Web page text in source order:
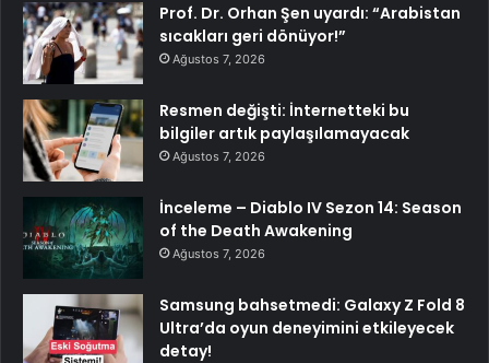
Prof. Dr. Orhan Şen uyardı: “Arabistan
sıcakları geri dönüyor!”
Ağustos 7, 2026
Resmen değişti: İnternetteki bu
bilgiler artık paylaşılamayacak
Ağustos 7, 2026
İnceleme – Diablo IV Sezon 14: Season
of the Death Awakening
Ağustos 7, 2026
Samsung bahsetmedi: Galaxy Z Fold 8
Ultra’da oyun deneyimini etkileyecek
detay!